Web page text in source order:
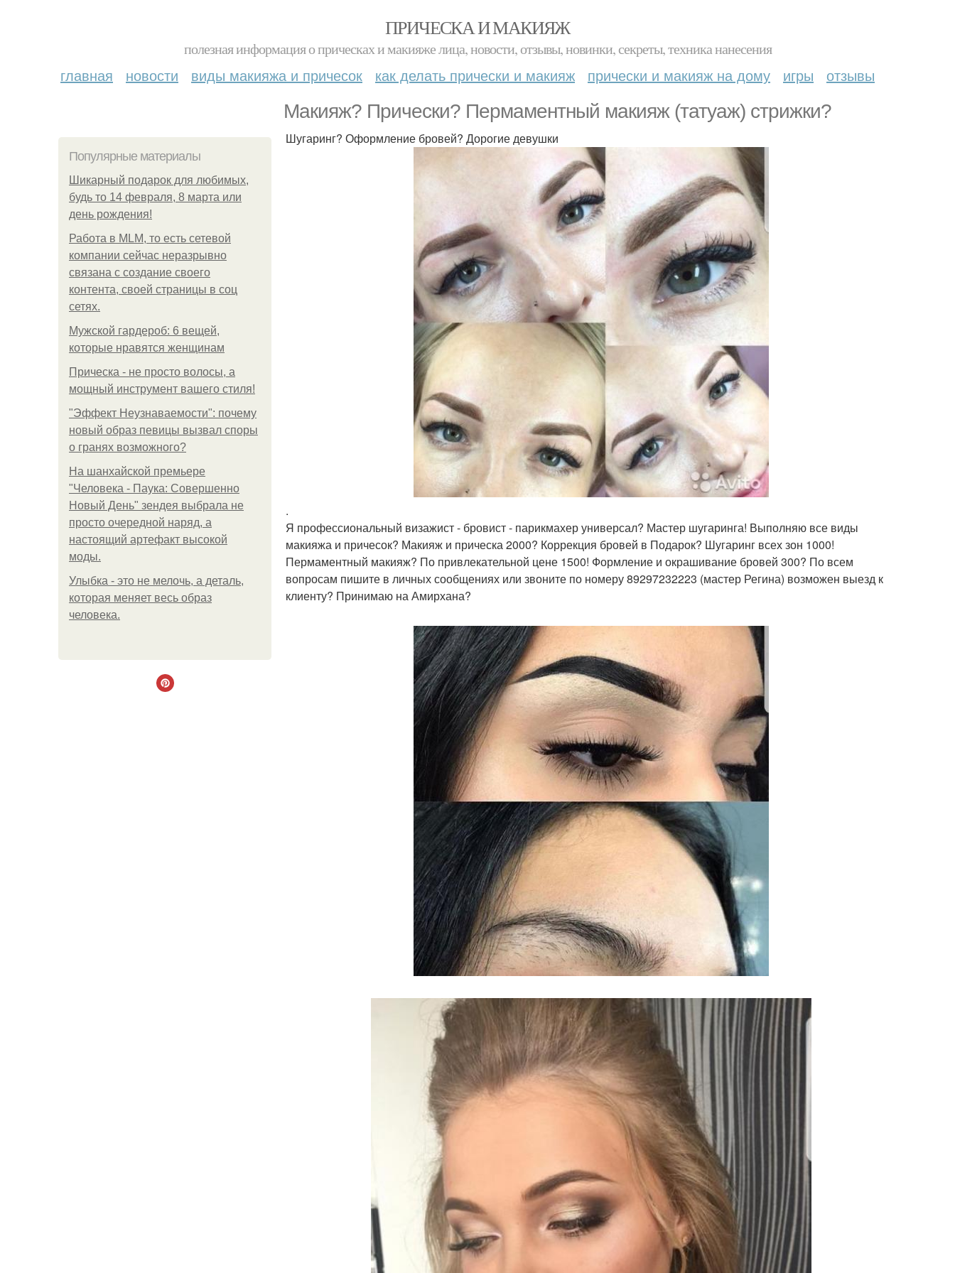
ПРИЧЕСКА И МАКИЯЖ
полезная информация о прическах и макияже лица, новости, отзывы, новинки, секреты, техника нанесения
главная новости виды макияжа и причесок как делать прически и макияж прически и макияж на дому игры отзывы
Макияж? Прически? Пермаментный макияж (татуаж) стрижки?
Популярные материалы
Шикарный подарок для любимых,
будь то 14 февраля, 8 марта или
день рождения!
Работа в MLM, то есть сетевой
компании сейчас неразрывно
связана с создание своего
контента, своей страницы в соц
сетях.
Мужской гардероб: 6 вещей,
которые нравятся женщинам
Прическа - не просто волосы, а
мощный инструмент вашего стиля!
"Эффект Неузнаваемости": почему
новый образ певицы вызвал споры
о гранях возможного?
На шанхайской премьере
"Человека - Паука: Совершенно
Новый День" зендея выбрала не
просто очередной наряд, а
настоящий артефакт высокой
моды.
Улыбка - это не мелочь, а деталь,
которая меняет весь образ
человека.
Шугаринг? Оформление бровей? Дорогие девушки
.
Я профессиональный визажист - бровист - парикмахер универсал? Мастер шугаринга! Выполняю все виды
макияжа и причесок? Макияж и прическа 2000? Коррекция бровей в Подарок? Шугаринг всех зон 1000!
Пермаментный макияж? По привлекательной цене 1500! Формление и окрашивание бровей 300? По всем
вопросам пишите в личных сообщениях или звоните по номеру 89297232223 (мастер Регина) возможен выезд к
клиенту? Принимаю на Амирхана?